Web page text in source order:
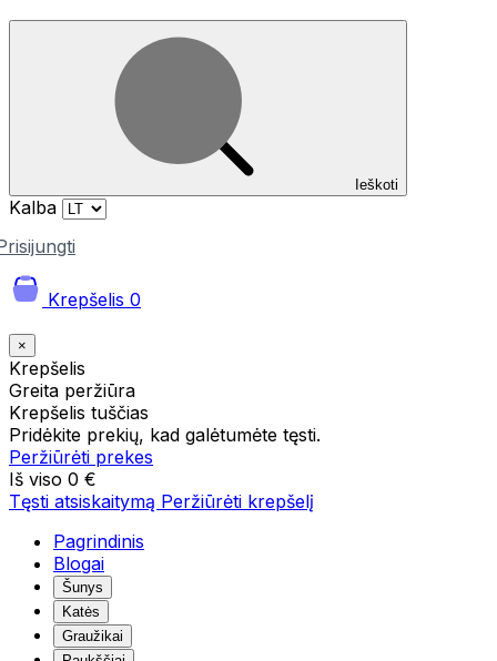
Ieškoti
Kalba
Krepšelis 0
×
Krepšelis
Greita peržiūra
Krepšelis tuščias
Pridėkite prekių, kad galėtumėte tęsti.
Peržiūrėti prekes
Iš viso 0 €
Tęsti atsiskaitymą Peržiūrėti krepšelį
Pagrindinis
Blogai
Šunys
Katės
Graužikai